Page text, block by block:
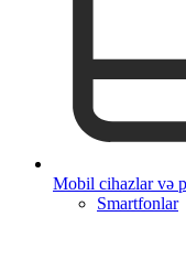
Mobil cihazlar və
Smartfonlar